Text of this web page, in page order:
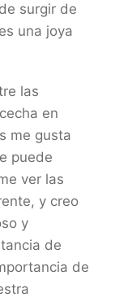
surgir de
una joya
las
en
me gusta
puede
ver las
y creo
y
de
de